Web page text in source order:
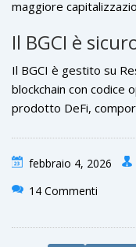
maggiore
Bitcoin, Ethereum e
base alla loro
Il BGCI è
Il BGCI è gestito su
blockchain con codice
prodotto DeFi,
criptovalute
febbraio 4, 2026
14 Commenti